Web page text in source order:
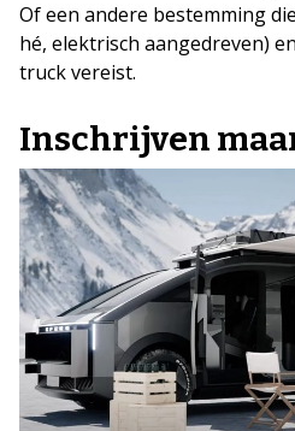
Of een andere bestemming
hé, elektrisch aangedreven)
truck vereist.
Inschrijven